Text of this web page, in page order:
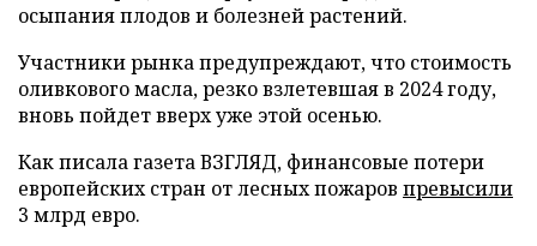
осыпания плодов и болезней растений.
Участники рынка предупреждают, что стоимость
оливкового масла, резко взлетевшая в 2024 году,
вновь пойдет вверх уже этой осенью.
Как писала газета ВЗГЛЯД, финансовые потери
европейских стран от лесных пожаров превысили
3 млрд евро.